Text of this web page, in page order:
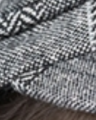
そ
岡田建